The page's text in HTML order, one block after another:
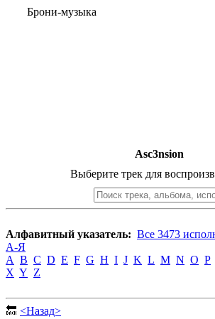
Брони-музыка
Asc3nsion
Выберите трек для
Алфавитный указатель: Все 3473
А-Я
A B C D E F G H I J K L M N O P
X Y Z
🔙 <Назад>